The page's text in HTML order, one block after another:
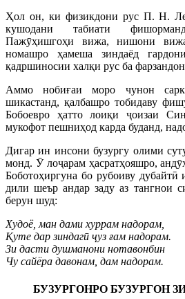
Ҳол он, ки физикдони рус П. Н.
кушодани табиати
Пажӯҳишгоҳи вижа, нишони
номашро ҳамеша зиндаёд
қадршиносии халқи рус ба
Аммо нобиғаи моро чунон
шикастанд, қалбашро тобидаву
Бобоевро ҳатто лоиқи ҷоизаи
мукофот пешниҳод карда буданд,
Дигар ин инсони бузургу олими
монд. Ӯ лоҷарам ҳасратҳояшро,
Боботоҳиргуна бо рубоиву
дили шеър андар заду аз тангнои
берун шуд:
Худоё, ман дами хуррам надорам,
Қуте дар зиндагӣ ҷуз ғам надорам.
Зи дасти душманони нотавонбин
Чу сайёра давонам, дам надорам.
БУЗУРГОНРО БУЗУРГОН